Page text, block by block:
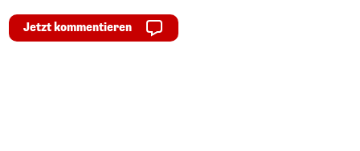
Jetzt kommentieren